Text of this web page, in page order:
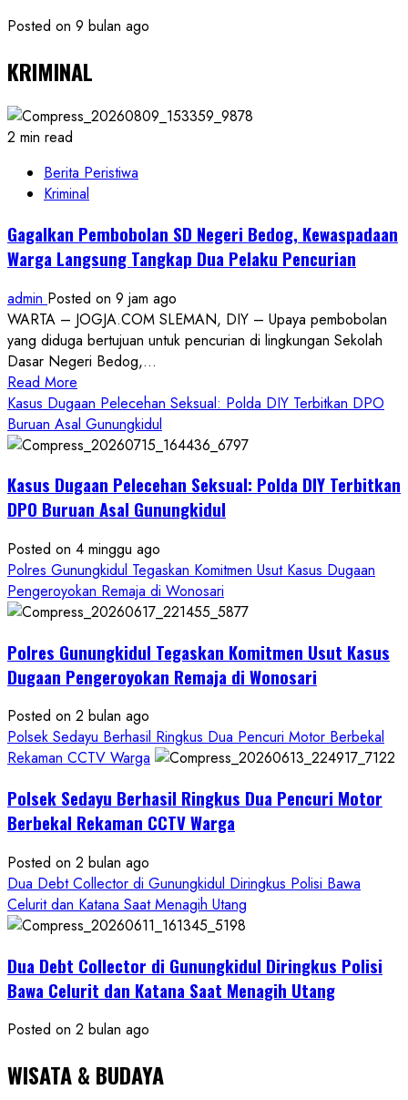
Posted on 9 bulan ago
KRIMINAL
2 min read
Berita Peristiwa
Kriminal
Gagalkan Pembobolan SD Negeri Bedog, Kewaspadaan
Warga Langsung Tangkap Dua Pelaku Pencurian
admin Posted on 9 jam ago
WARTA – JOGJA.COM SLEMAN, DIY – Upaya pembobolan
yang diduga bertujuan untuk pencurian di lingkungan Sekolah
Dasar Negeri Bedog,...
Read More
more
about
Gagalkan
SD
Negeri
Kewaspadaan
Warga
Langsung
Tangkap
Pelaku
Pencurian
Kasus Dugaan Pelecehan Seksual: Polda DIY Terbitkan DPO
Buruan Asal Gunungkidul
Kasus Dugaan Pelecehan Seksual: Polda DIY Terbitkan
DPO Buruan Asal Gunungkidul
Posted on 4 minggu ago
Polres Gunungkidul Tegaskan Komitmen Usut Kasus Dugaan
Pengeroyokan Remaja di Wonosari
Polres Gunungkidul Tegaskan Komitmen Usut Kasus
Dugaan Pengeroyokan Remaja di Wonosari
Posted on 2 bulan ago
Polsek Sedayu Berhasil Ringkus Dua Pencuri Motor Berbekal
Rekaman CCTV Warga
Polsek Sedayu Berhasil Ringkus Dua Pencuri Motor
Berbekal Rekaman CCTV Warga
Posted on 2 bulan ago
Dua Debt Collector di Gunungkidul Diringkus Polisi Bawa
Celurit dan Katana Saat Menagih Utang
Dua Debt Collector di Gunungkidul Diringkus Polisi
Bawa Celurit dan Katana Saat Menagih Utang
Posted on 2 bulan ago
WISATA & BUDAYA